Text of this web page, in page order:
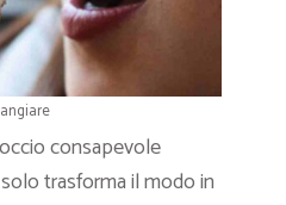
consapevole
trasforma il modo in